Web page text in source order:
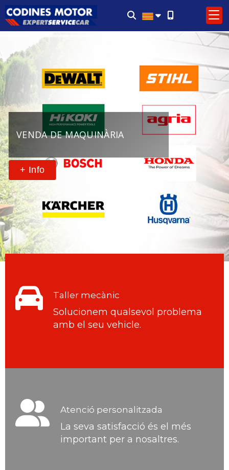
VENDA DE MAQUINÀRIA
+ Info
Taller mecànic
Solucionem qualsevol problema
amb el seu vehicle.
Atenció personalitzada
La seva satisfacció és el més
important per a nosaltres.